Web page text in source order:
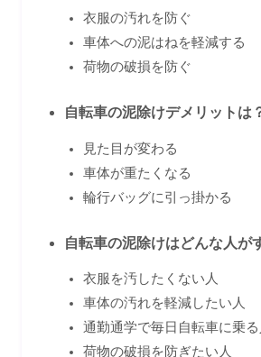
衣服の汚れを防ぐ
車体への泥はねを軽減する
荷物の破損を防ぐ
自転車の泥除けデメリットは
見た目が変わる
車体が重たくなる
輪行バッグに引っ掛かる
自転車の泥除けはどんな人が
衣服を汚したくない人
車体の汚れを軽減したい人
通勤通学で毎日自転車に乗る
荷物の破損を防ぎたい人